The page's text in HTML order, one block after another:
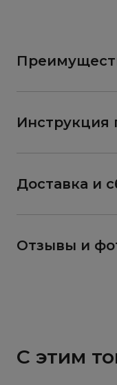
Инструкция
Доставка и
Отзывы и
С этим